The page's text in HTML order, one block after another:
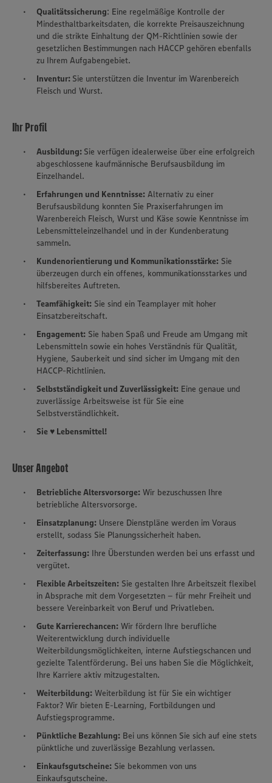
Qualitätssicherung: Eine regelmäßige Kontrolle der
Mindesthaltbarkeitsdaten, die korrekte Preisauszeichnung
und die strikte Einhaltung der QM-Richtlinien sowie der
gesetzlichen Bestimmungen nach HACCP gehören ebenfalls
zu Ihrem Aufgabengebiet.
Inventur: Sie unterstützen die Inventur im Warenbereich
Fleisch und Wurst.
Ihr Profil
Ausbildung: Sie verfügen idealerweise über eine erfolgreich
abgeschlossene kaufmännische Berufsausbildung im
Einzelhandel.
Erfahrungen und Kenntnisse: Alternativ zu einer
Berufsausbildung konnten Sie Praxiserfahrungen im
Warenbereich Fleisch, Wurst und Käse sowie Kenntnisse im
Lebensmitteleinzelhandel und in der Kundenberatung
sammeln.
Kundenorientierung und Kommunikationsstärke: Sie
überzeugen durch ein offenes, kommunikationsstarkes und
hilfsbereites Auftreten.
Teamfähigkeit: Sie sind ein Teamplayer mit hoher
Einsatzbereitschaft.
Engagement: Sie haben Spaß und Freude am Umgang mit
Lebensmitteln sowie ein hohes Verständnis für Qualität,
Hygiene, Sauberkeit und sind sicher im Umgang mit den
HACCP-Richtlinien.
Selbstständigkeit und Zuverlässigkeit: Eine genaue und
zuverlässige Arbeitsweise ist für Sie eine
Selbstverständlichkeit.
Sie ♥ Lebensmittel!
Unser Angebot
Betriebliche Altersvorsorge: Wir bezuschussen Ihre
betriebliche Altersvorsorge.
Einsatzplanung: Unsere Dienstpläne werden im Voraus
erstellt, sodass Sie Planungssicherheit haben.
Zeiterfassung: Ihre Überstunden werden bei uns erfasst und
vergütet.
Flexible Arbeitszeiten: Sie gestalten Ihre Arbeitszeit flexibel
in Absprache mit dem Vorgesetzten – für mehr Freiheit und
bessere Vereinbarkeit von Beruf und Privatleben.
Gute Karrierechancen: Wir fördern Ihre berufliche
Weiterentwicklung durch individuelle
Weiterbildungsmöglichkeiten, interne Aufstiegschancen und
gezielte Talentförderung. Bei uns haben Sie die Möglichkeit,
Ihre Karriere aktiv mitzugestalten.
Weiterbildung: Weiterbildung ist für Sie ein wichtiger
Faktor? Wir bieten E-Learning, Fortbildungen und
Aufstiegsprogramme.
Pünktliche Bezahlung: Bei uns können Sie sich auf eine stets
pünktliche und zuverlässige Bezahlung verlassen.
Einkaufsgutscheine: Sie bekommen von uns
Einkaufsgutscheine.